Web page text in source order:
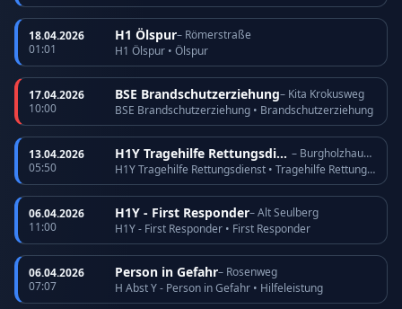
18.04.2026
01:01
H1 Ölspur– Römerstraße
H1 Ölspur • Ölspur
17.04.2026
10:00
BSE Brandschutzerziehung– Kita Krokusweg
BSE Brandschutzerziehung • Brandschutzerziehung
13.04.2026
05:50
H1Y Tragehilfe Rettungsdienst
– Burgholzhausen
H1Y Tragehilfe Rettungsdienst • Tragehilfe Rettungsdienst
06.04.2026
11:00
H1Y - First Responder– Alt Seulberg
H1Y - First Responder • First Responder
06.04.2026
07:07
Person in Gefahr– Rosenweg
H Abst Y - Person in Gefahr • Hilfeleistung